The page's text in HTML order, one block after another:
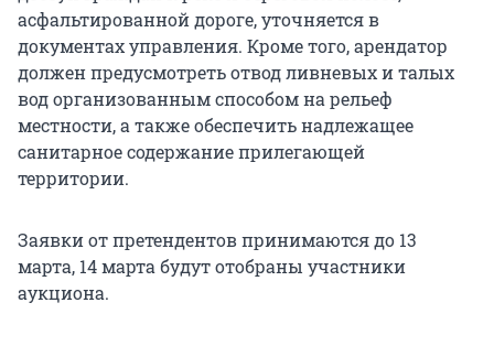
асфальтированной дороге, уточняется в
документах управления. Кроме того, арендатор
должен предусмотреть отвод ливневых и талых
вод организованным способом на рельеф
местности, а также обеспечить надлежащее
санитарное содержание прилегающей
территории.
Заявки от претендентов принимаются до 13
марта, 14 марта будут отобраны участники
аукциона.